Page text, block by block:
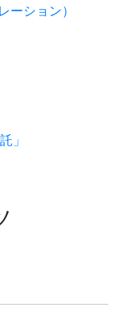
ーション）
」